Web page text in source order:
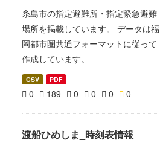
糸島市の指定避難所・指定緊急避難
場所を掲載しています。 データは福
岡都市圏共通フォーマットに従って
作成しています。
CSV PDF
0 189 0 0 0 0
渡船ひめしま_時刻表情報